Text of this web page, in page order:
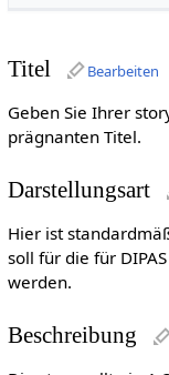
Titel Bearbeiten
Geben Sie Ihrer
prägnanten Titel.
Darstellungsart
Hier ist
soll für die für
werden.
Beschreibung